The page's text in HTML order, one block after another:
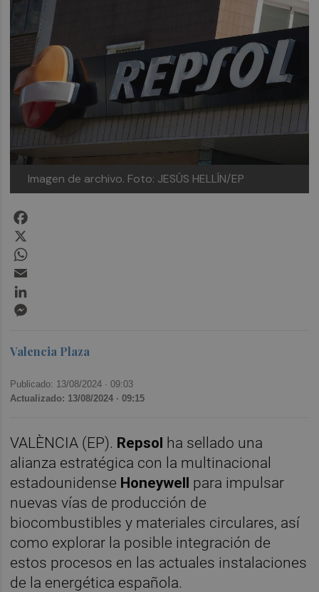
Imagen de archivo. Foto: JESÚS HELLÍN/EP
Valencia Plaza
Publicado: 13/08/2024 ·09:03
Actualizado: 13/08/2024 · 09:15
VALÈNCIA (EP). Repsol ha sellado una
alianza estratégica con la multinacional
estadounidense Honeywell para impulsar
nuevas vías de producción de
biocombustibles y materiales circulares, así
como explorar la posible integración de
estos procesos en las actuales instalaciones
de la energética española.